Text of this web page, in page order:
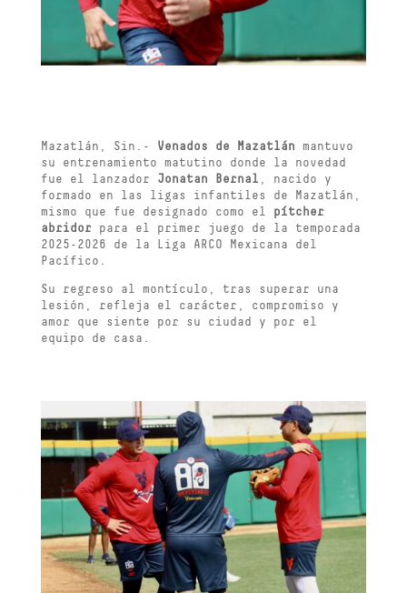
Mazatlán, Sin.- Venados de Mazatlán mantuvo
su entrenamiento matutino donde la novedad
fue el lanzador
Jonatan Bernal , nacido y
formado en las ligas infantiles de Mazatlán,
mismo que fue designado como el
pítcher
abridorpara el primer juego de la temporada
2025-2026 de la Liga ARCO Mexicana del
Pacífico.
Su regreso al montículo, tras superar una
lesión, refleja el carácter, compromiso y
amor que siente por su ciudad y por el
equipo de casa.